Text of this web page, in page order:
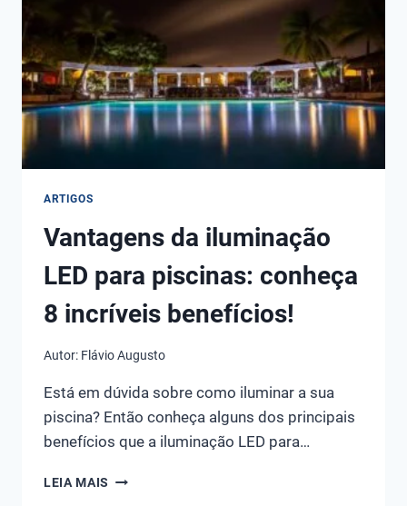
BRASIL?
ARTIGOS
Vantagens da iluminação
LED para piscinas: conheça
8 incríveis benefícios!
Autor: Flávio Augusto
Está em dúvida sobre como iluminar a sua
piscina? Então conheça alguns dos principais
benefícios que a iluminação LED para…
LEIA MAIS VANTAGENS